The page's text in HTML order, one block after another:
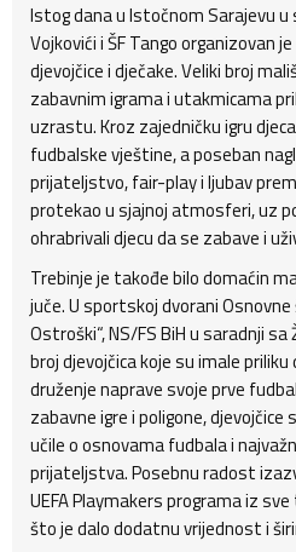
Istog dana u Istočnom Sarajevu u
Vojkovići i ŠF Tango organizovan
djevojčice i dječake. Veliki broj
zabavnim igrama i utakmicama
uzrastu. Kroz zajedničku igru
fudbalske vještine, a poseban
prijateljstvo, fair-play i ljubav
protekao u sjajnoj atmosferi, uz
ohrabrivali djecu da se zabave i
Trebinje je takođe bilo domaćin
juče. U sportskoj dvorani
Ostroški“, NS/FS BiH u saradnji
broj djevojčica koje su imale priliku
druženje naprave svoje prve
zabavne igre i poligone,
učile o osnovama fudbala i
prijateljstva. Posebnu radost
UEFA Playmakers programa iz
što je dalo dodatnu vrijednost i